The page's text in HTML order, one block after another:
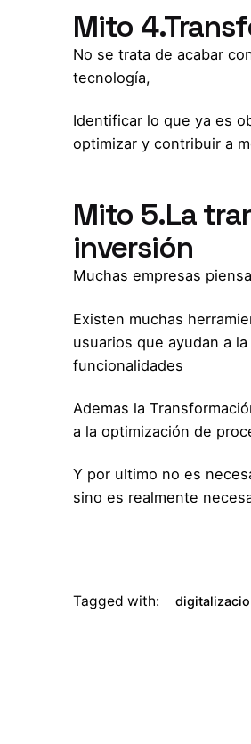
Mito
No se trata de acabar
tecnología,
Identificar lo que ya es
optimizar y contribuir a
Mito 5.La
inversión
Muchas empresas
Existen muchas
usuarios que ayudan a
funcionalidades
Ademas la
a la optimización de
Y por ultimo no es
sino es realmente
Tagged with: